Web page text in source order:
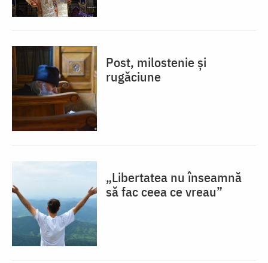
Post, milostenie și
rugăciune
„Libertatea nu înseamnă
să fac ceea ce vreau”